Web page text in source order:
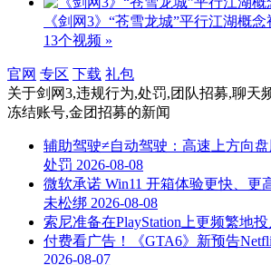
《剑网3》“苍雪龙城”平行江湖概
13个视频 »
官网 专区 下载 礼包
关于剑网3,违规行为,处罚,团队招募,聊天
冻结账号,金团招募的新闻
辅助驾驶≠自动驾驶：高速上方向
处罚 2026-08-08
微软承诺 Win11 开箱体验更快、更
未松绑 2026-08-08
索尼准备在PlayStation上更频繁地
付费看广告！《GTA6》新预告
2026-08-07